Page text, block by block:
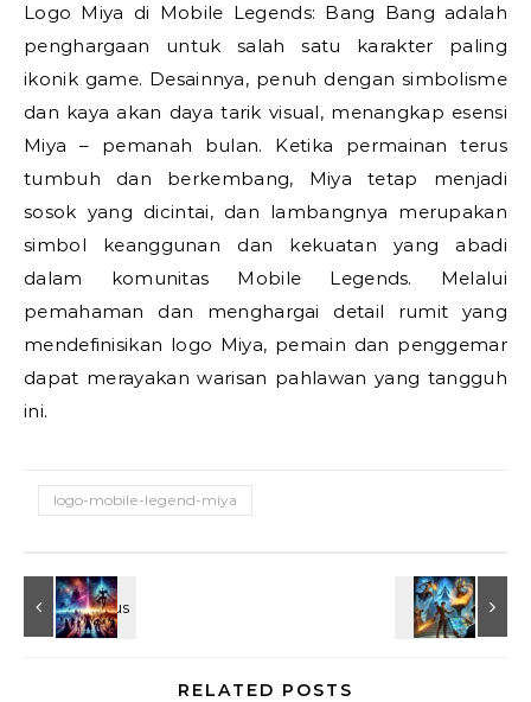
Logo Miya di Mobile Legends: Bang Bang adalah
penghargaan untuk salah satu karakter paling
ikonik game. Desainnya, penuh dengan simbolisme
dan kaya akan daya tarik visual, menangkap esensi
Miya – pemanah bulan. Ketika permainan terus
tumbuh dan berkembang, Miya tetap menjadi
sosok yang dicintai, dan lambangnya merupakan
simbol keanggunan dan kekuatan yang abadi
dalam komunitas Mobile Legends. Melalui
pemahaman dan menghargai detail rumit yang
mendefinisikan logo Miya, pemain dan penggemar
dapat merayakan warisan pahlawan yang tangguh
ini.
logo-mobile-legend-miya
RELATED POSTS